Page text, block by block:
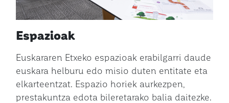
Espazioak
Euskararen Etxeko espazioak erabilgarri daude
euskara helburu edo misio duten entitate eta
elkarteentzat. Espazio horiek aurkezpen,
prestakuntza edota bileretarako balia daitezke.